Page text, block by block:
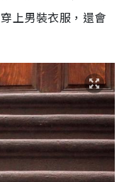
上男裝衣服，還會